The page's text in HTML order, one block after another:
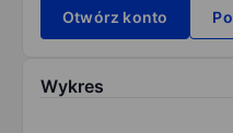
Otwórz konto
Wykres